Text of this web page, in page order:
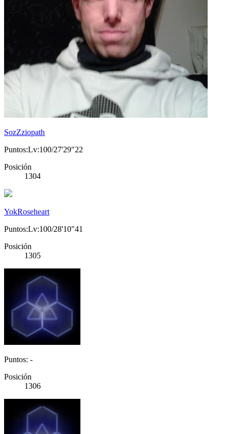
SozZziopath
Puntos:Lv:100/27'29"22
Posición
1304
YokRoseheart
Puntos:Lv:100/28'10"41
Posición
1305
Puntos: -
Posición
1306